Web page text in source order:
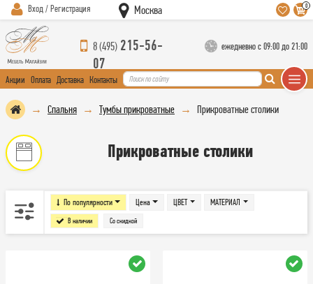
Вход / Регистрация Москва 0
8 (495) 215-56-
07
ежедневно с 09:00 до 21:00
Акции Оплата Доставка Контакты
Спальня Тумбы прикроватные Прикроватные столики
Прикроватные столики
По популярности Цена
В наличии Со скидкой
ЦВЕТ МАТЕРИАЛ